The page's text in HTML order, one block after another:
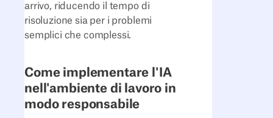
arrivo, riducendo il tempo di
risoluzione sia per i problemi
semplici che complessi.
Come implementare l'IA
nell'ambiente di lavoro in
modo responsabile